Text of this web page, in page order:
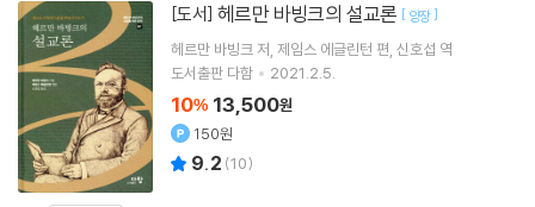
[도서] 헤르만 바빙크의 설교론 [ 양장]
헤르만 바빙크 저 제임스 에글린턴 편 신호섭 역
도서출판 다함
2021.2.5.
10% 13,500원
150원
9.2 (10)